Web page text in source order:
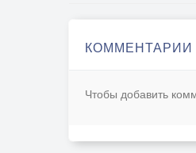
КОММЕНТАРИИ
Чтобы добавить